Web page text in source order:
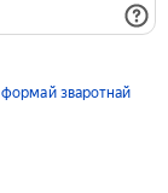
формай зваротнай